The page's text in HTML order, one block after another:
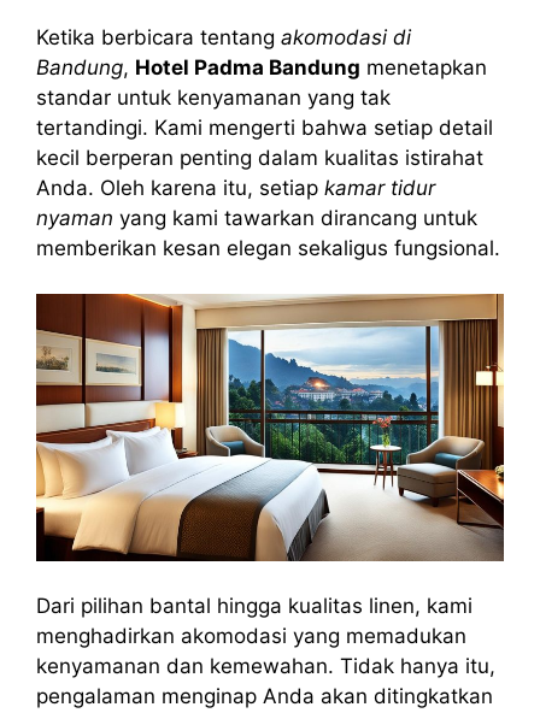
Ketika berbicara tentang akomodasi di
Bandung, Hotel Padma Bandung menetapkan
standar untuk kenyamanan yang tak
tertandingi. Kami mengerti bahwa setiap detail
kecil berperan penting dalam kualitas istirahat
Anda. Oleh karena itu, setiap kamar tidur
nyaman yang kami tawarkan dirancang untuk
memberikan kesan elegan sekaligus fungsional.
Dari pilihan bantal hingga kualitas linen, kami
menghadirkan akomodasi yang memadukan
kenyamanan dan kemewahan. Tidak hanya itu,
pengalaman menginap Anda akan ditingkatkan